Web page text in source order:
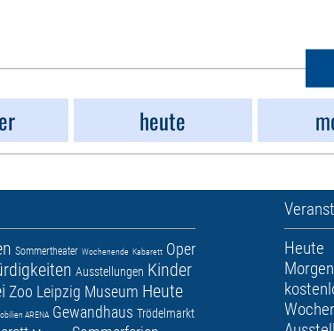
heute
Sommertheater Wochenende Kabarett Oper
Ausstellungen Kinder
Zoo Leipzig Museum Heute
ARENA Gewandhaus Trödelmarkt
Heute
Morgen